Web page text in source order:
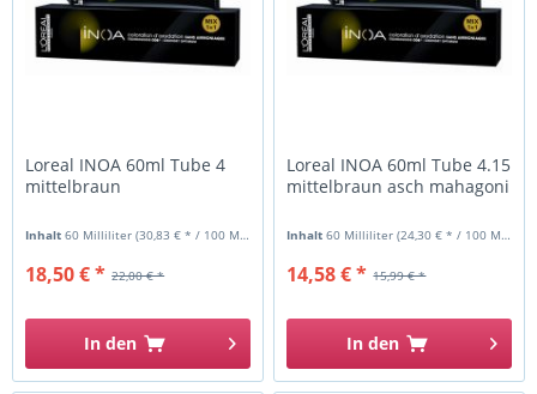
Loreal INOA 60ml Tube 4
mittelbraun
Inhalt60 Milliliter(30,83 € * / 100 Milliliter)
22,00 € *
18,50 € *
In den
Loreal INOA 60ml Tube 4.15
mittelbraun asch mahagoni
Inhalt60 Milliliter(24,30 € * / 100 Milliliter)
15,99 € *
14,58 € *
In den